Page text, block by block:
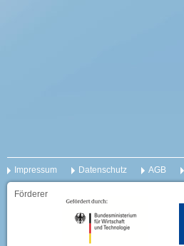
Impressum Datenschutz AGB
Förderer